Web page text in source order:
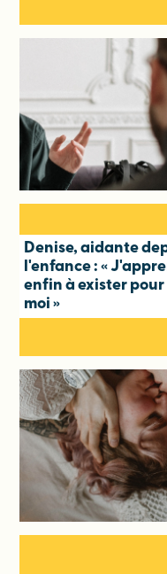
Denise, aidante
l'enfance : «
enfin à exister pour
moi »